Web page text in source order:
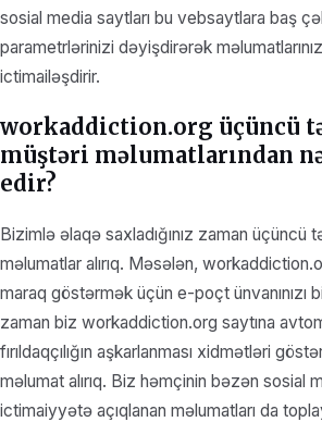
sosial media saytları bu vebsaytlara baş
parametrlərinizi dəyişdirərək
ictimailəşdirir.
workaddiction.org üçüncü
müştəri məlumatlarından
edir?
Bizimlə əlaqə saxladığınız zaman üçüncü
məlumatlar alırıq. Məsələn,
maraq göstərmək üçün e-poçt ünvanınızı
zaman biz workaddiction.org saytına
fırıldaqçılığın aşkarlanması xidmətləri
məlumat alırıq. Biz həmçinin bəzən sosial
ictimaiyyətə açıqlanan məlumatları da